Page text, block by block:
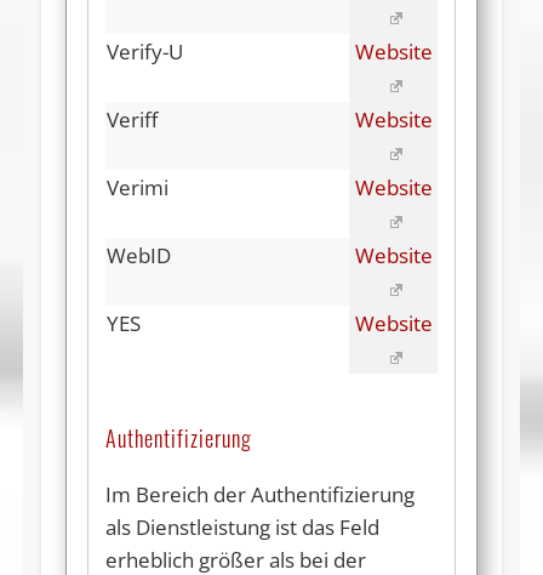
Verify-U Website
Veriff Website
Verimi Website
WebID Website
YES Website
Authentifizierung
Im Bereich der Authentifizierung
als Dienstleistung ist das Feld
erheblich größer als bei der